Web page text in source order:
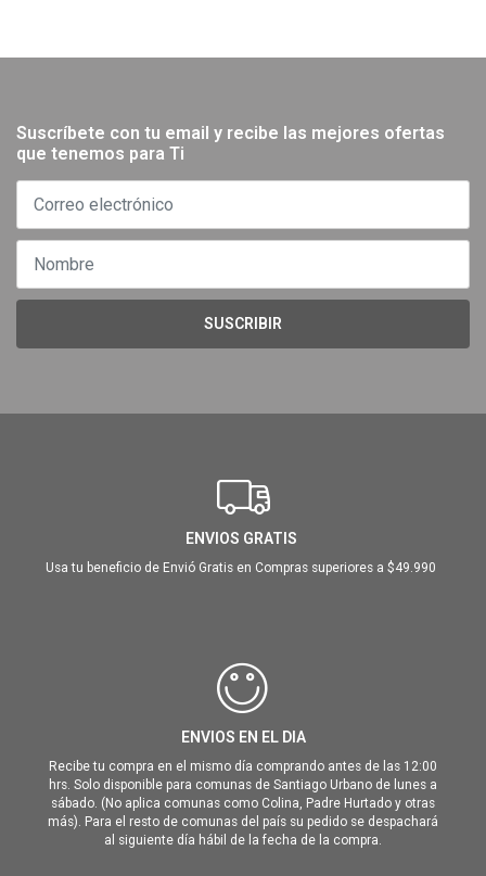
Suscríbete con tu email y recibe las mejores ofertas
que tenemos para Ti
SUSCRIBIR
ENVIOS GRATIS
Usa tu beneficio de Envió Gratis en Compras superiores a $49.990
ENVIOS EN EL DIA
Recibe tu compra en el mismo día comprando antes de las 12:00
hrs. Solo disponible para comunas de Santiago Urbano de lunes a
sábado. (No aplica comunas como Colina, Padre Hurtado y otras
más). Para el resto de comunas del país su pedido se despachará
al siguiente día hábil de la fecha de la compra.